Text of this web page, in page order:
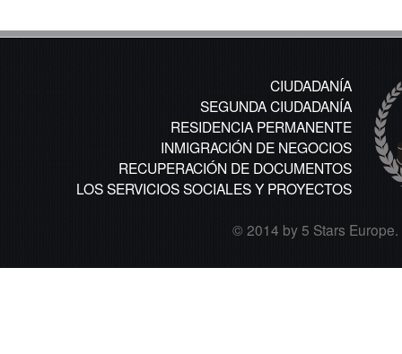
CIUDADANÍA
SEGUNDA CIUDADANÍA
RESIDENCIA PERMANENTE
INMIGRACIÓN DE NEGOCIOS
RECUPERACIÓN DE DOCUMENTOS
LOS SERVICIOS SOCIALES Y PROYECTOS
© 2014 by 5 Stars